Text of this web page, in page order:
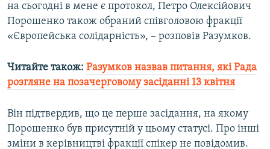
на сьогодні в мене є протокол, Петро Олексійович
Порошенко також обраний співголовою фракції
«Європейська солідарність», – розповів Разумков.
Читайте також: Разумков назвав питання, які Рада
розгляне на позачерговому засіданні 13 квітня​
Він підтвердив, що це перше засідання, на якому
Порошенко був присутній у цьому статусі. Про інші
зміни в керівництві фракції спікер не повідомив.